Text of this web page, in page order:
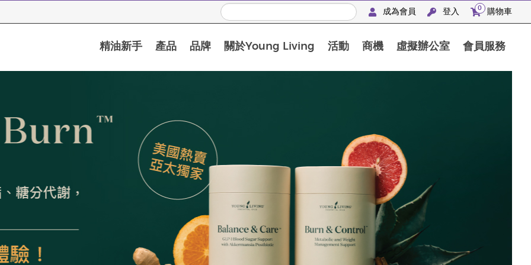
成為會員 登入 0 購物車
精油新手 產品 品牌 關於Young Living 活動 商機 虛擬辦公室 會員服務